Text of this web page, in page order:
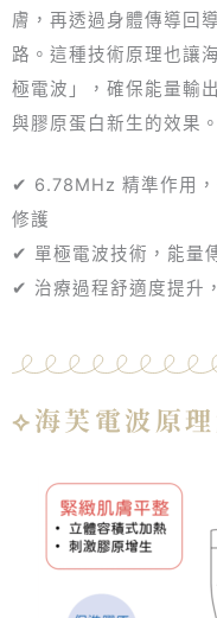
膚，再透過身體傳導回
路。這種技術原理也讓
極電波」，確保能量輸
與膠原蛋白新生的效果。
✔ 6.78MHz 精準作用，
修護
✔ 單極電波技術，能量
✔ 治療過程舒適度提升
⟡海芙電波原